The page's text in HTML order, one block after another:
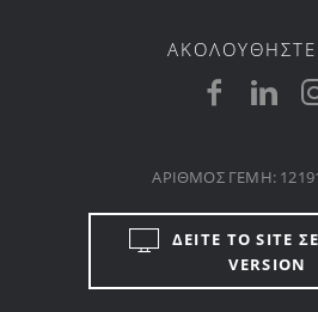
ΔΕΙΤΕ ΤΟ SITE
VERSION
ΑΡΙΘΜΟΣ ΓΕΜΗ: